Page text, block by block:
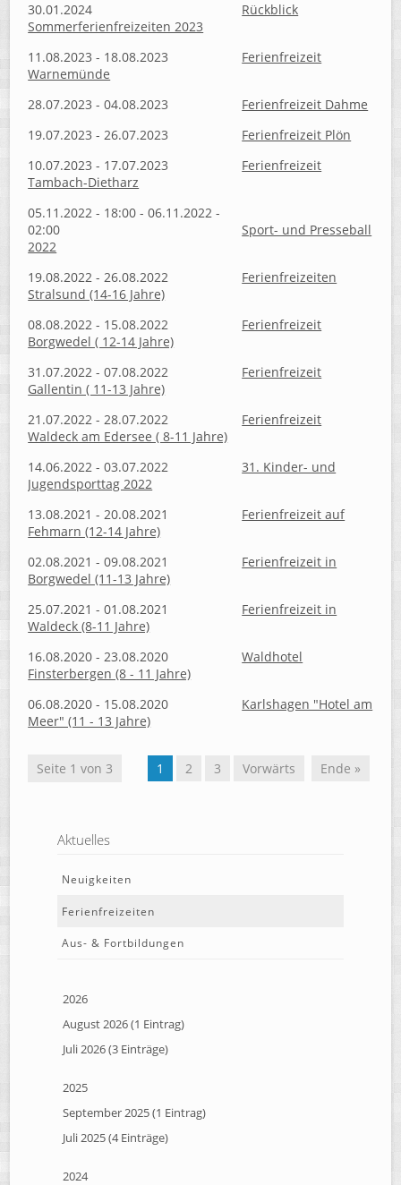
30.01.2024
Rückblick
Sommerferienfreizeiten 2023
11.08.2023 - 18.08.2023
Ferienfreizeit
Warnemünde
28.07.2023 - 04.08.2023
Ferienfreizeit Dahme
19.07.2023 - 26.07.2023
Ferienfreizeit Plön
10.07.2023 - 17.07.2023
Ferienfreizeit
Tambach-Dietharz
05.11.2022 - 18:00 - 06.11.2022 -
02:00
Sport- und Presseball
2022
19.08.2022 - 26.08.2022
Ferienfreizeiten
Stralsund (14-16 Jahre)
08.08.2022 - 15.08.2022
Ferienfreizeit
Borgwedel ( 12-14 Jahre)
31.07.2022 - 07.08.2022
Ferienfreizeit
Gallentin ( 11-13 Jahre)
21.07.2022 - 28.07.2022
Ferienfreizeit
Waldeck am Edersee ( 8-11 Jahre)
14.06.2022 - 03.07.2022
31. Kinder- und
Jugendsporttag 2022
13.08.2021 - 20.08.2021
Ferienfreizeit auf
Fehmarn (12-14 Jahre)
02.08.2021 - 09.08.2021
Ferienfreizeit in
Borgwedel (11-13 Jahre)
25.07.2021 - 01.08.2021
Ferienfreizeit in
Waldeck (8-11 Jahre)
16.08.2020 - 23.08.2020
Waldhotel
Finsterbergen (8 - 11 Jahre)
06.08.2020 - 15.08.2020
Karlshagen "Hotel am
Meer" (11 - 13 Jahre)
Seite 1 von 3 1 2 3 Vorwärts Ende »
Aktuelles
Neuigkeiten
Ferienfreizeiten
Aus- & Fortbildungen
2026
August 2026 (1 Eintrag)
Juli 2026 (3 Einträge)
2025
September 2025 (1 Eintrag)
Juli 2025 (4 Einträge)
2024